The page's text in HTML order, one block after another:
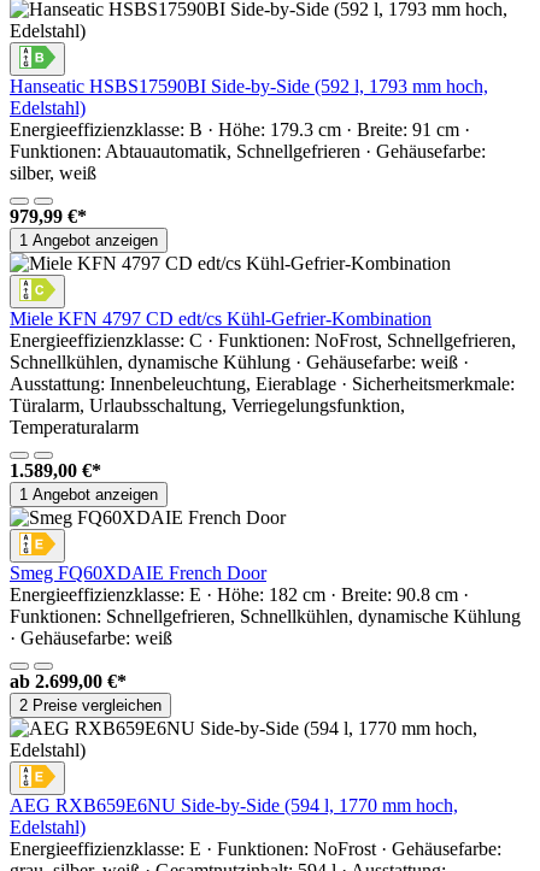
Hanseatic HSBS17590BI Side-by-Side (592 l, 1793 mm hoch,
Edelstahl)
Energieeffizienzklasse: B · Höhe: 179.3 cm · Breite: 91 cm ·
Funktionen: Abtauautomatik, Schnellgefrieren · Gehäusefarbe:
silber, weiß
979,99 €*
1 Angebot anzeigen
Miele KFN 4797 CD edt/cs Kühl-Gefrier-Kombination
Energieeffizienzklasse: C · Funktionen: NoFrost, Schnellgefrieren,
Schnellkühlen, dynamische Kühlung · Gehäusefarbe: weiß ·
Ausstattung: Innenbeleuchtung, Eierablage · Sicherheitsmerkmale:
Türalarm, Urlaubsschaltung, Verriegelungsfunktion,
Temperaturalarm
1.589,00 €*
1 Angebot anzeigen
Smeg FQ60XDAIE French Door
Energieeffizienzklasse: E · Höhe: 182 cm · Breite: 90.8 cm ·
Funktionen: Schnellgefrieren, Schnellkühlen, dynamische Kühlung
· Gehäusefarbe: weiß
ab 2.699,00 €*
2 Preise vergleichen
AEG RXB659E6NU Side-by-Side (594 l, 1770 mm hoch,
Edelstahl)
Energieeffizienzklasse: E · Funktionen: NoFrost · Gehäusefarbe: